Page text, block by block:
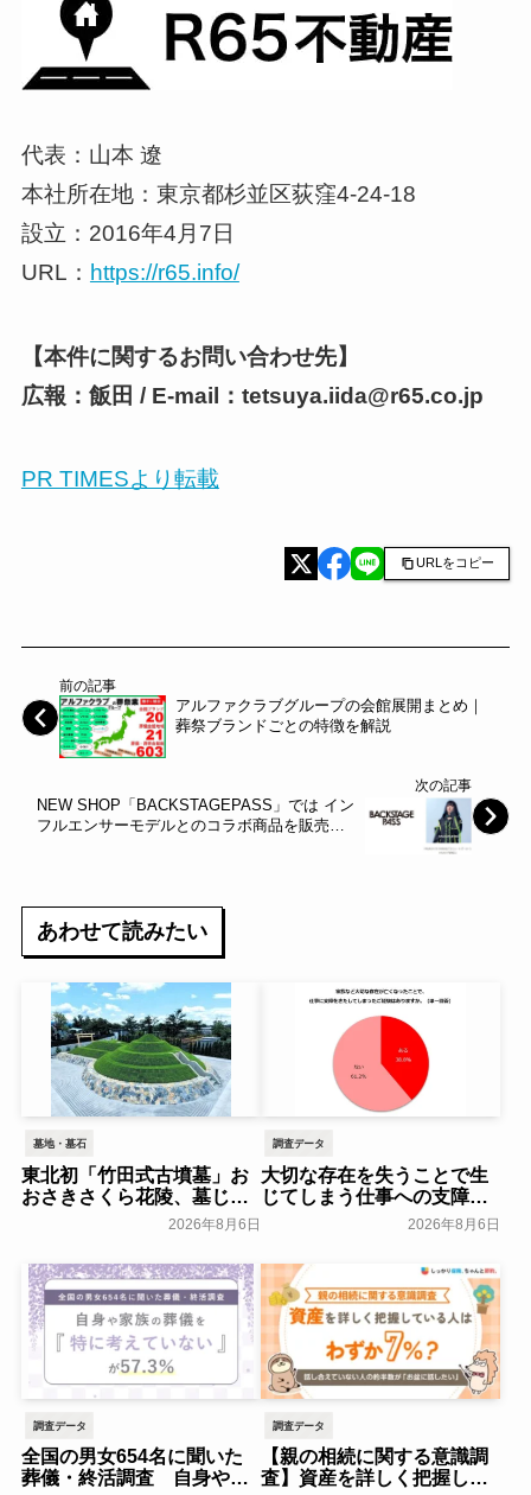
代表：山本 遼
本社所在地：東京都杉並区荻窪4-24-18
設立：2016年4月7日
URL： https://r65.info/
【本件に関するお問い合わせ先】
広報：飯田 / E-mail：tetsuya.iida@r65.co.jp
PR TIMESより転載
URLをコピー
前の記事
アルファクラブグループの会館展開まとめ｜
葬祭ブランドごとの特徴を解説
次の記事
NEW SHOP「BACKSTAGEPASS」では イン
フルエンサーモデルとのコラボ商品を販売&
あわせて読みたい
墓地・墓石
東北初「竹田式古墳墓」お
おさきさくら花陵、墓じま
いのご負担を軽減する「墓
開始 ─ 合同永久埋葬（合祀
墓）への改葬がお二人目以
降100,000円（税込）に【株
式会社前方後円墳】～前方
後円墳～
一般公開
2026年8月6日
調査データ
大切な存在を失うことで生
じてしまう仕事への支障
「経験がある」38.8％～ビ
一般公開
2026年8月6日
調査データ
全国の男女654名に聞いた
葬儀・終活調査 自身や家
調査データ
【親の相続に関する意識調
査】資産を詳しく把握して